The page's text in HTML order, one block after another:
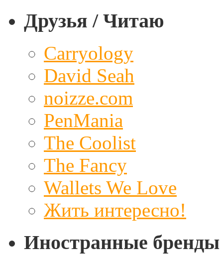
Друзья / Читаю
Carryology
David Seah
noizze.com
PenMania
The Coolist
The Fancy
Wallets We Love
Жить интересно!
Иностранные бренды